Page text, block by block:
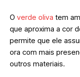
O verde oliva tem
que aproxima a cor
permite que ele
ora com mais
outros materiais.